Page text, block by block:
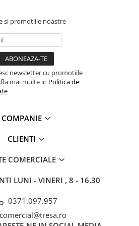
si promotiile noastre
newsletter cu promotiile
mai multe in Politica de
COMPANIE
CLIENTI
COMERCIALE
LUNI - VINERI , 8 - 16.30
0371.097.957
comercial@tresa.ro